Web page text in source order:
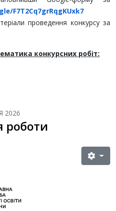
F7T2Cq7grRqgKUxk7
проведення конкурсу за
конкурсних робіт:
2026
роботи